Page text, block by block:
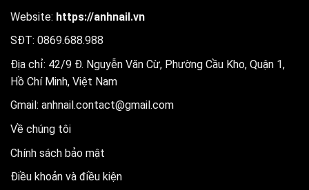
Website: https://anhnail.vn
SĐT: 0869.688.988
Địa chỉ: 42/9 Đ. Nguyễn Văn Cừ, Phường Cầu Kho, Quận 1,
Hồ Chí Minh, Việt Nam
Gmail: anhnail.contact@gmail.com
Về chúng tôi
Chính sách bảo mật
Điều khoản và điều kiện